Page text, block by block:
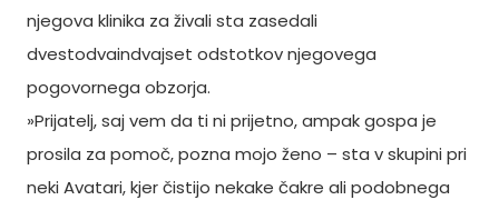
njegova klinika za živali sta zasedali
dvestodvaindvajset odstotkov njegovega
pogovornega obzorja.
»Prijatelj, saj vem da ti ni prijetno, ampak gospa je
prosila za pomoč, pozna mojo ženo – sta v skupini pri
neki Avatari, kjer čistijo nekake čakre ali podobnega